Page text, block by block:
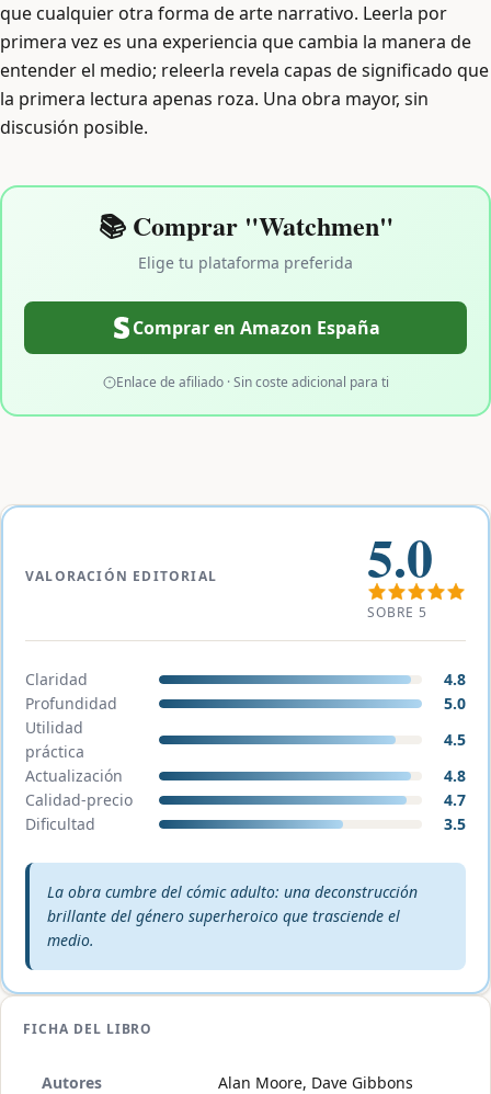
que cualquier otra forma de arte narrativo. Leerla por
primera vez es una experiencia que cambia la manera de
entender el medio; releerla revela capas de significado que
la primera lectura apenas roza. Una obra mayor, sin
discusión posible.
📚 Comprar "Watchmen"
Elige tu plataforma preferida
Comprar en Amazon España
Enlace de afiliado · Sin coste adicional para ti
VALORACIÓN EDITORIAL 5.0
SOBRE 5
Claridad
4.8
Profundidad
5.0
Utilidad
práctica
4.5
Actualización
4.8
Calidad-precio
4.7
Dificultad
3.5
Veredicto editorial:
La obra cumbre del cómic adulto: una deconstrucción
brillante del género superheroico que trasciende el
medio.
FICHA DEL LIBRO
Autores Alan Moore, Dave Gibbons